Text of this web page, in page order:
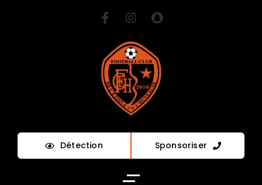
Détection Sponsoriser